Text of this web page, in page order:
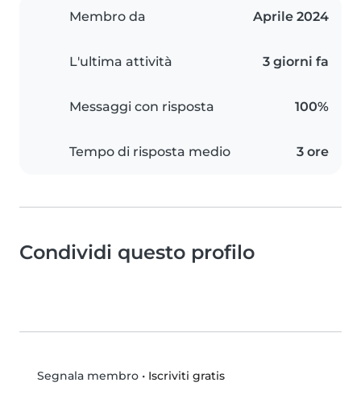
Membro da Aprile 2024
L'ultima attività 3 giorni fa
Messaggi con risposta 100%
Tempo di risposta medio 3 ore
Condividi questo profilo
Segnala membro• Iscriviti gratis